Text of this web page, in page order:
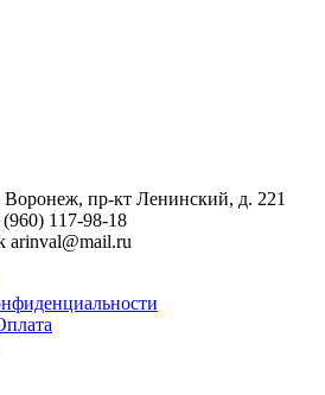
Воронеж, пр-кт Ленинский, д. 221
(960) 117-98-18
arinval@mail.ru